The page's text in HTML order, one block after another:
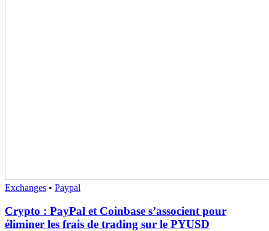
Exchanges • Paypal
Crypto : PayPal et Coinbase s’associent pour
éliminer les frais de trading sur le PYUSD